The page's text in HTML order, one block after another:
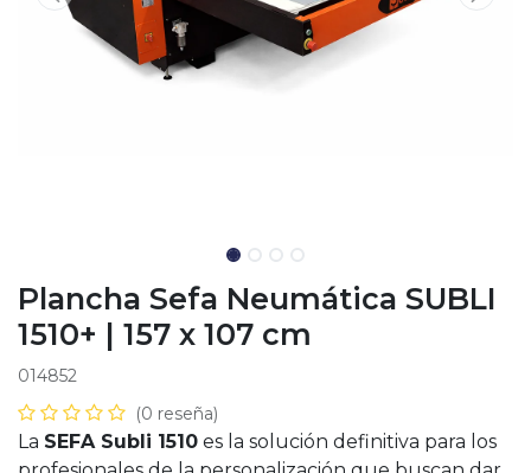
Plancha Sefa Neumática SUBLI
1510+ | 157 x 107 cm
014852
(0 reseña)
La SEFA Subli 1510 es la solución definitiva para los